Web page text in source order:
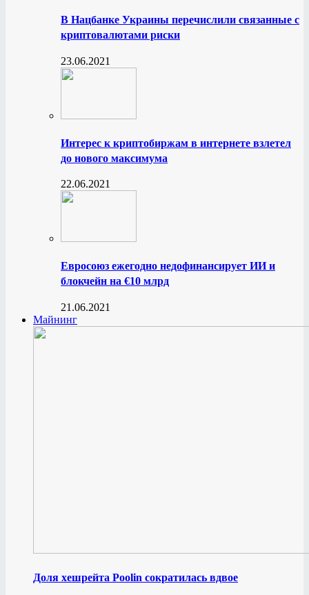
В Нацбанке Украины перечислили связанные с
криптовалютами риски
23.06.2021
Интерес к криптобиржам в интернете взлетел
до нового максимума
22.06.2021
Евросоюз ежегодно недофинансирует ИИ и
блокчейн на €10 млрд
21.06.2021
Майнинг
Доля хешрейта Poolin сократилась вдвое